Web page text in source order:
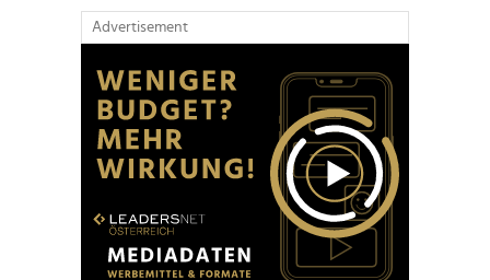
Advertisement